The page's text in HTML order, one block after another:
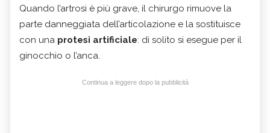
Quando l’artrosi è più grave, il chirurgo rimuove la
parte danneggiata dell’articolazione e la sostituisce
con una protesi artificiale: di solito si esegue per il
ginocchio o l’anca.
Continua a leggere dopo la pubblicità